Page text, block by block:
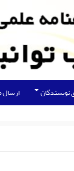
نویسندگان ارسال